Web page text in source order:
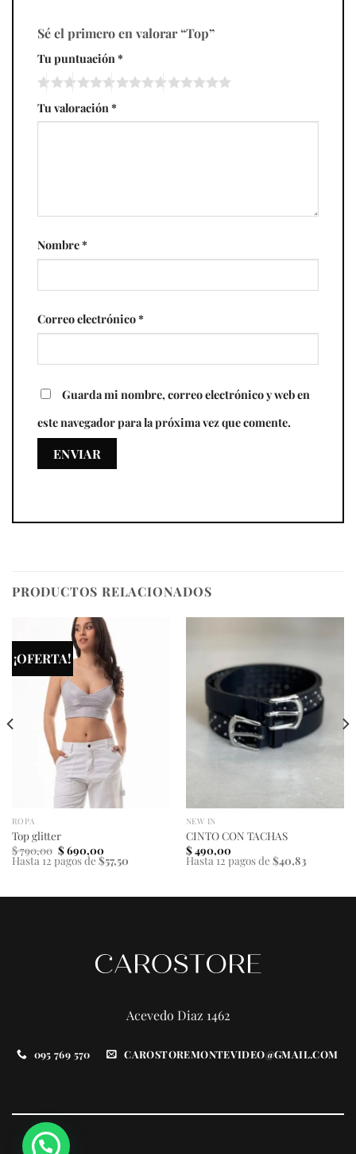
Sé el primero en valorar “Top”
Tu puntuación *
Tu valoración *
Nombre*
Correo electrónico*
Guarda mi nombre, correo electrónico y web en
este navegador para la próxima vez que comente.
PRODUCTOS RELACIONADOS
¡OFERTA!
ROPA
Top glitter
$790,00 El
precio
original
$690,00El
precio
actual
Hasta 12 pagos de $57,50
NEW IN
CINTO CON TACHAS
$490,00
Hasta 12 pagos de $40,83
Acevedo Diaz 1462
095 769 570 CAROSTOREMONTEVIDEO@GMAIL.COM